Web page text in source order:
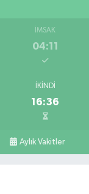
İMSAK
04:11
İKINDI
16:36
Aylık Vakitler